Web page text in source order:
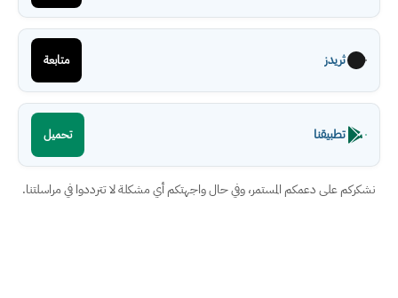
ثريدز متابعة
تطبيقنا تحميل
نشكركم على دعمكم المستمر، وفي حال واجهتكم أي مشكلة لا تترددوا في مراسلتنا.